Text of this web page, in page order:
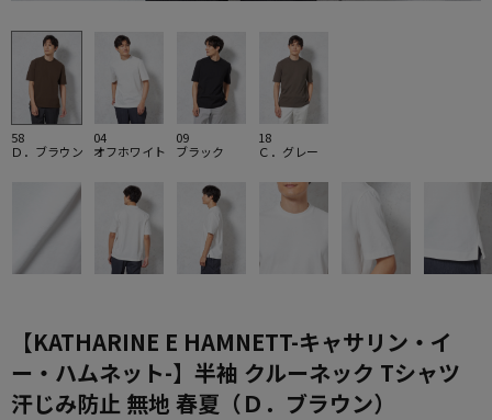
58
Ｄ．ブラウン
04
オフホワイト
09
ブラック
18
Ｃ．グレー
【KATHARINE E HAMNETT-キャサリン・イ
ー・ハムネット-】半袖 クルーネック Tシャツ
汗じみ防止 無地 春夏（Ｄ．ブラウン）